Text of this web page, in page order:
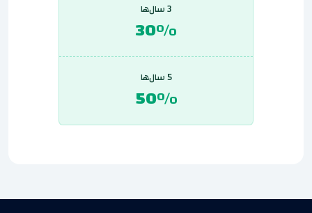
3 سال‌ها
30%
5 سال‌ها
50%